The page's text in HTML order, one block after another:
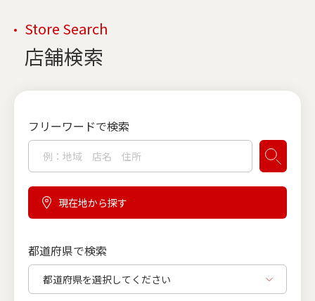
Store Search
店舗検索
フリーワードで検索
現在地から探す
都道府県で検索